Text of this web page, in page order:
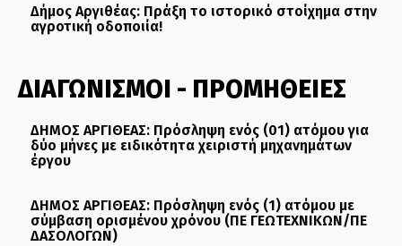
Δήμος Αργιθέας: Πράξη το ιστορικό στοίχημα στην
αγροτική οδοποιία!
ΔΙΑΓΩΝΙΣΜΟΙ - ΠΡΟΜΗΘΕΙΕΣ
ΔΗΜΟΣ ΑΡΓΙΘΕΑΣ: Πρόσληψη ενός (01) ατόμου για
δύο μήνες με ειδικότητα χειριστή μηχανημάτων
έργου
ΔΗΜΟΣ ΑΡΓΙΘΕΑΣ: Πρόσληψη ενός (1) ατόμου με
σύμβαση ορισμένου χρόνου (ΠΕ ΓΕΩΤΕΧΝΙΚΩΝ/ΠΕ
ΔΑΣΟΛΟΓΩΝ)